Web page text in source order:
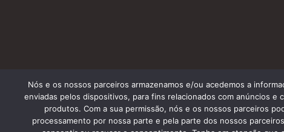
Copyright © 2013 Silver
Nós e os nossos parceiros armazenamos e/ou acedemos a
enviadas pelos dispositivos, para fins relacionados com anúncios
produtos. Com a sua permissão, nós e os nossos parceiros
processamento por nossa parte e pela parte dos nossos